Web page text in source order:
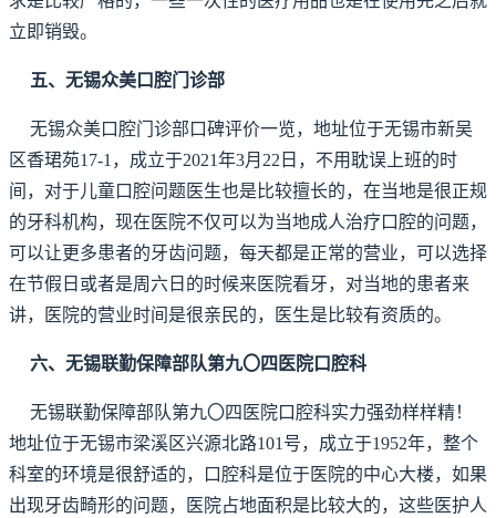
立即销毁。
五、无锡众美口腔门诊部
无锡众美口腔门诊部口碑评价一览，地址位于无锡市新吴
区香珺苑17-1，成立于2021年3月22日，不用耽误上班的时
间，对于儿童口腔问题医生也是比较擅长的，在当地是很正规
的牙科机构，现在医院不仅可以为当地成人治疗口腔的问题，
可以让更多患者的牙齿问题，每天都是正常的营业，可以选择
在节假日或者是周六日的时候来医院看牙，对当地的患者来
讲，医院的营业时间是很亲民的，医生是比较有资质的。
六、无锡联勤保障部队第九〇四医院口腔科
无锡联勤保障部队第九〇四医院口腔科实力强劲样样精！
地址位于无锡市梁溪区兴源北路101号，成立于1952年，整个
科室的环境是很舒适的，口腔科是位于医院的中心大楼，如果
出现牙齿畸形的问题，医院占地面积是比较大的，这些医护人